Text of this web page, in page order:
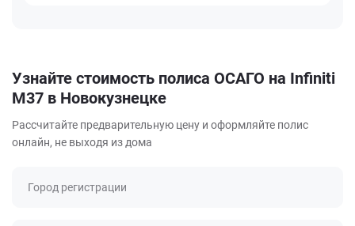
Узнайте стоимость полиса ОСАГО на Infiniti
M37 в Новокузнецке
Рассчитайте предварительную цену и оформляйте полис
онлайн, не выходя из дома
Город регистрации